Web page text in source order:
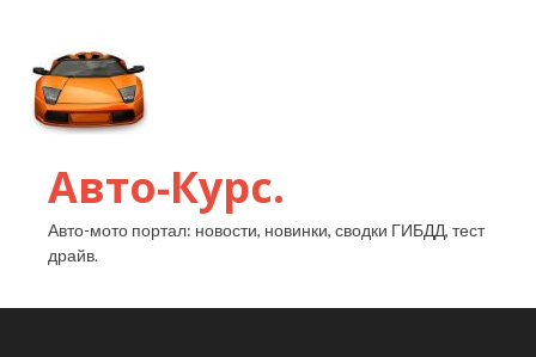
Авто-Курс.
Авто-мото портал: новости, новинки, сводки ГИБДД, тест
драйв.